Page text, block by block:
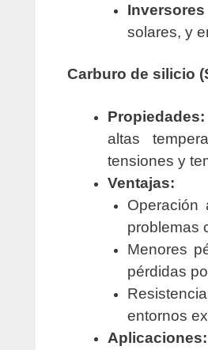
Inversores
solares, y
Carburo de silicio
Propiedades:
altas
tensiones y
Ventajas:
Operación
problemas
Menores
pérdidas
entornos
Aplicaciones: